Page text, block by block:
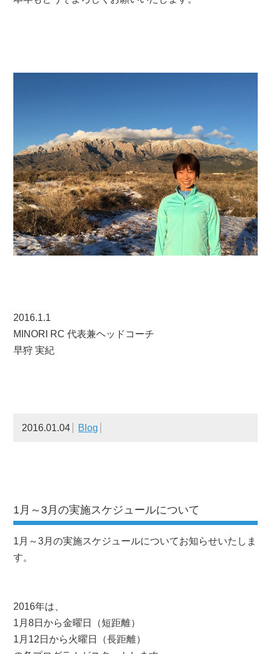
2016.1.1
MINORI RC 代表兼ヘッドコーチ
早狩 実紀
2016.01.04 Blog
1月～3月の実施スケジュールについて
1月～3月の実施スケジュールについてお知らせいたしま
す。
2016年は、
1月8日から金曜日（短距離）
1月12日から火曜日（長距離）